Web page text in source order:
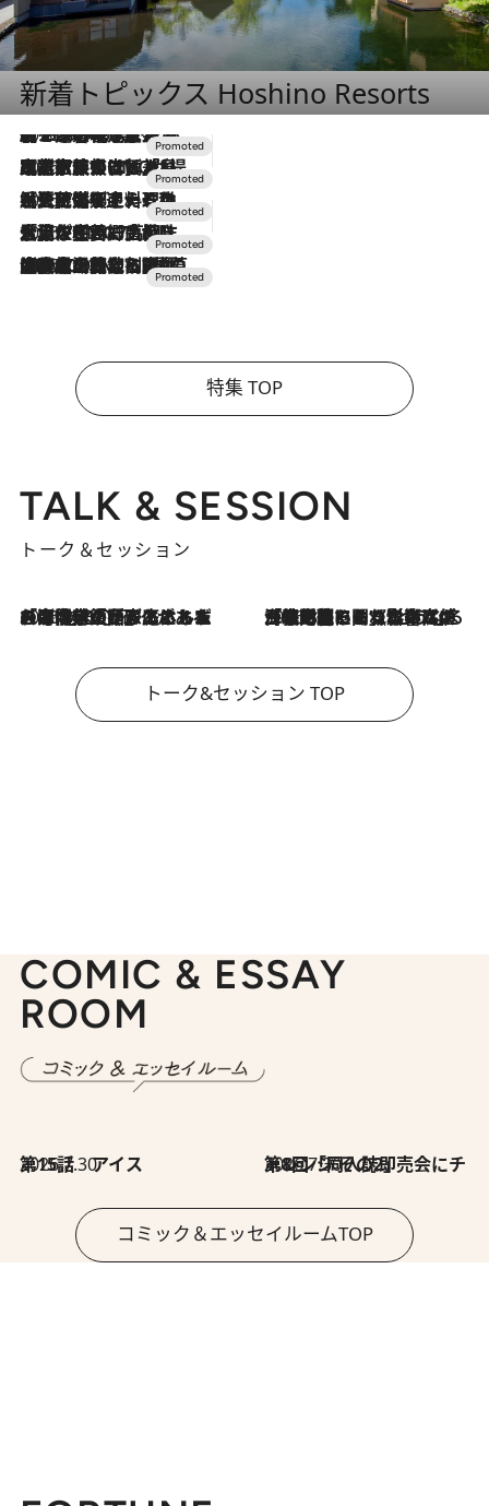
新着トピックス Hoshino Resorts
2026.8.7
【トンボの足水浴】ヒノキの香りに包まれて涼感マックス！約13℃の湧水かけ流しを避暑地「星野温泉 トンボの湯」で体験
2026.7.31
【ホテル帰省】という選択肢をOMOが提案。家族とほどよい距離を保つには「昼は実家、夜は気兼ねなくホテルで！」
2026.7.24
【夏限定ディナーコース】旬を迎える稚鮎や花ズッキーニなどをイタリア・トスカーナの郷土料理の手法で満喫！
2026.7.17
「土佐和ハーブかき氷」がOMO7高知に登場！生姜、山椒、大葉など目にも舌にも涼を呼ぶ郷土の味
2026.7.10
NEW OPEN！【界 草津】名湯の地に誕生。趣の異なる2種の温泉と上州ならではの会席・蕎麦割烹など美食を味わう究極の癒やし旅
特集 TOP
TALK & SESSION
トーク＆セッション
2026.8.3
「今後値上げがあるとすれば…」「リスクがあるのは今年の冬」エネルギー専門家が語る、ホルムズ海峡封鎖が家庭にもたらす“ある心配” 2026.8.3
「住宅建てられない…」「サーチャージ料の高値が続いている」ホルムズ海峡封鎖による影響はいつまで続く？《エネルギー専門家に聞く“どうなる日本の暮らし”》
トーク&セッション TOP
COMIC & ESSAY
ROOM
2026.7.30
第15話 アイス 2026.7.30
第8回「同人誌即売会にチャレンジ その2」
コミック＆エッセイルームTOP